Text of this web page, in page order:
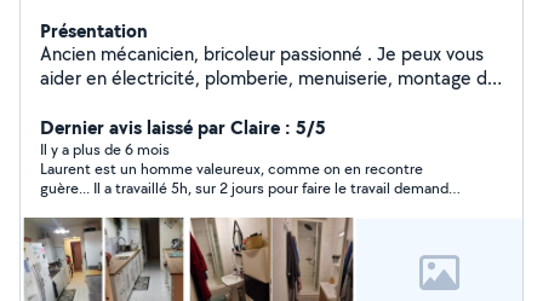
Présentation
Ancien mécanicien, bricoleur passionné . Je peux vous
aider en électricité, plomberie, menuiserie, montage de
électroménager et bien sur en mécanique auto, 2
roues, matériel à moteur thermique et vélo.
Autodidacte, j'aime apprendre en aidant les autres a
résoudre leurs problèmes.
Dernier avis laissé par Claire : 5/5
Il y a plus de 6 mois
Laurent est un homme valeureux, comme on en recontre
guère... Il a travaillé 5h, sur 2 jours pour faire le travail demandé..
très rare à cette époque.... Laurent est très sympathique, et
nous avons bien discuté.. Merci encore Laurent....